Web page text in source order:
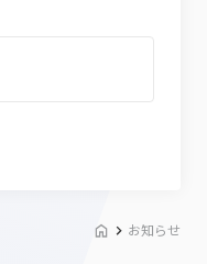
お知らせ